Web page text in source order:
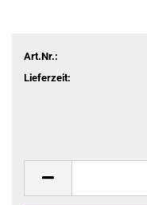
Art.Nr.:
Lieferzeit: